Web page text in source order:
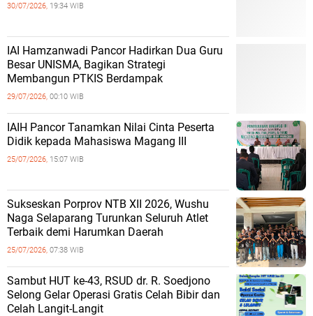
30/07/2026, 19:34 WIB
IAI Hamzanwadi Pancor Hadirkan Dua Guru
Besar UNISMA, Bagikan Strategi
Membangun PTKIS Berdampak
29/07/2026, 00:10 WIB
IAIH Pancor Tanamkan Nilai Cinta Peserta
Didik kepada Mahasiswa Magang III
25/07/2026, 15:07 WIB
Sukseskan Porprov NTB XII 2026, Wushu
Naga Selaparang Turunkan Seluruh Atlet
Terbaik demi Harumkan Daerah
25/07/2026, 07:38 WIB
Sambut HUT ke-43, RSUD dr. R. Soedjono
Selong Gelar Operasi Gratis Celah Bibir dan
Celah Langit-Langit